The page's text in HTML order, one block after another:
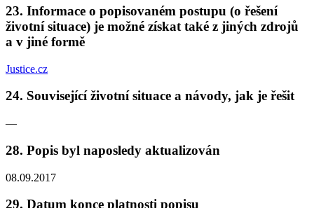
23. Informace o popisovaném postupu (o řešení
životní situace) je možné získat také z jiných zdrojů
a v jiné formě
Justice.cz
24. Související životní situace a návody, jak je řešit
—
28. Popis byl naposledy aktualizován
08.09.2017
29. Datum konce platnosti popisu